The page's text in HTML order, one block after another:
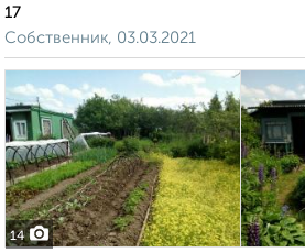
17
Собственник, 03.03.2021
14